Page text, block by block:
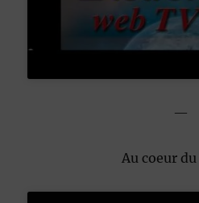
—
Au coeur